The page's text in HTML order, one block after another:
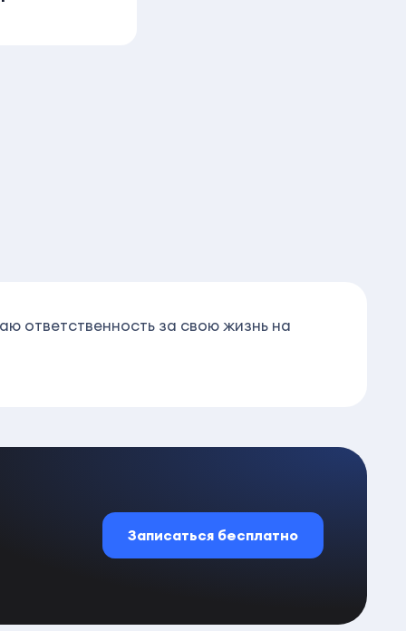
ответственность за свою жизнь на
Записаться бесплатно